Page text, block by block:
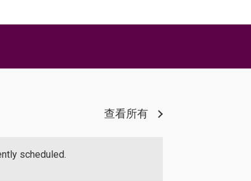
查看所有
scheduled.